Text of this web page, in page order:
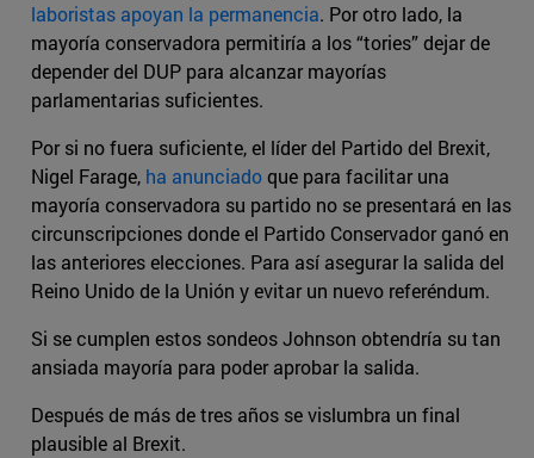
laboristas apoyan la permanencia. Por otro lado, la
mayoría conservadora permitiría a los “tories” dejar de
depender del DUP para alcanzar mayorías
parlamentarias suficientes.
Por si no fuera suficiente, el líder del Partido del Brexit,
Nigel Farage, ha anunciadoque para facilitar una
mayoría conservadora su partido no se presentará en las
circunscripciones donde el Partido Conservador ganó en
las anteriores elecciones. Para así asegurar la salida del
Reino Unido de la Unión y evitar un nuevo referéndum.
Si se cumplen estos sondeos Johnson obtendría su tan
ansiada mayoría para poder aprobar la salida.
Después de más de tres años se vislumbra un final
plausible al Brexit.